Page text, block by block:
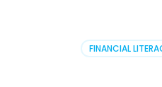
FINANCIAL